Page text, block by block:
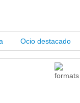
Ocio destacado